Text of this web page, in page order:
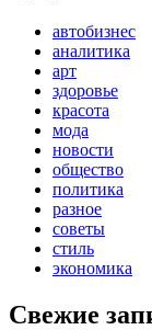
автобизнес
аналитика
арт
здоровье
красота
мода
новости
общество
политика
разное
советы
стиль
экономика
Свежие